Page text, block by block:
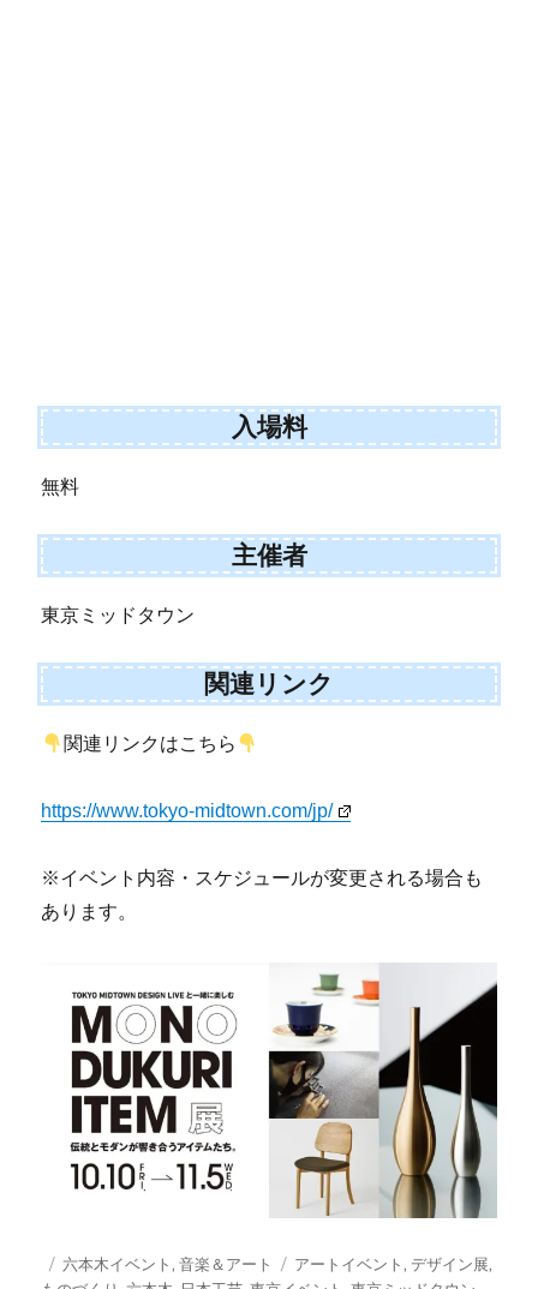
入場料
無料
主催者
東京ミッドタウン
関連リンク
関連リンクはこちら
https://www.tokyo-midtown.com/jp/
※イベント内容・スケジュールが変更される場合も
あります。
投 カ
六本木イベント,音楽＆アート
タ
アートイベント,デザイン展,